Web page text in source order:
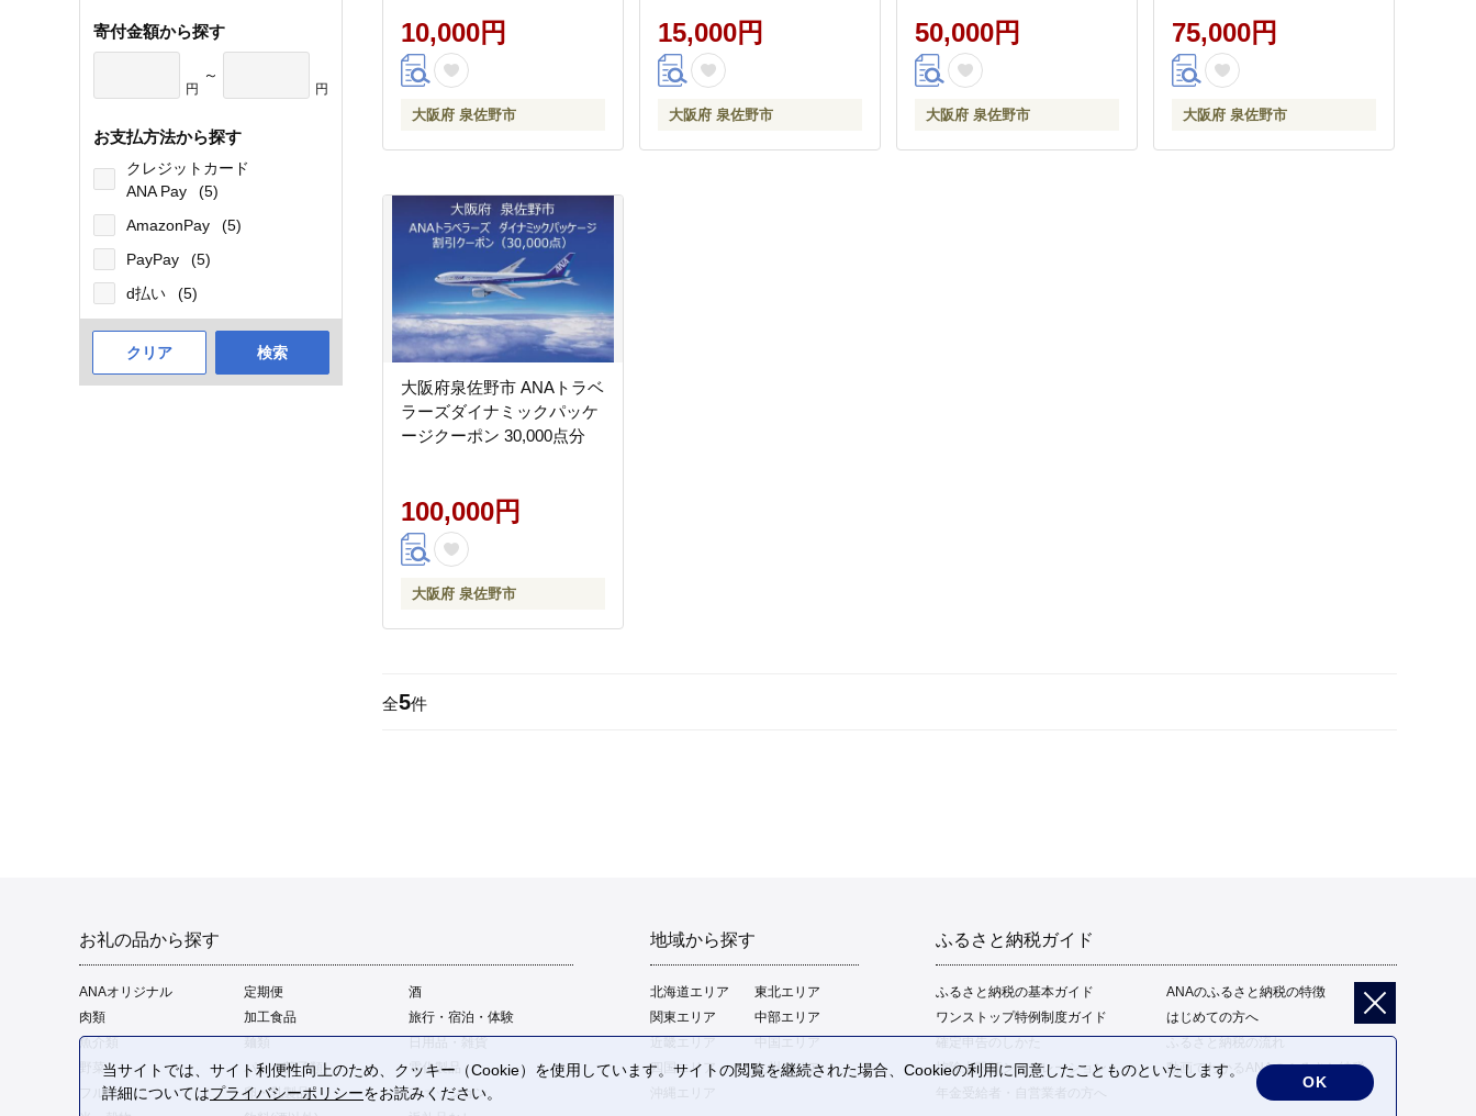
寄付金額から探す
円
～
円
お支払方法から探す
クレジットカード
ANA Pay
(5)
AmazonPay
(5)
PayPay
(5)
d払い
(5)
クリア 検索
10,000円
大阪府 泉佐野市
15,000円
大阪府 泉佐野市
50,000円
大阪府 泉佐野市
75,000円
大阪府 泉佐野市
大阪府泉佐野市 ANAトラベ
ラーズダイナミックパッケ
ージクーポン 30,000点分
100,000円
大阪府 泉佐野市
全5件
お礼の品から探す
ANAオリジナル 定期便
酒
肉類
加工食品
旅行・宿泊・体験
魚介類
野菜
パン・菓子類
電化製品
フルーツ
卵・乳製品
ファッション
地域から探す
北海道エリア
東北エリア
関東エリア
中部エリア
四国エリア
九州エリア
ふるさと納税ガイド
ふるさと納税の基本ガイド
ANAのふるさと納税の特徴
ワンストップ特例制度ガイド
はじめての方へ
ふるさと納税の流れ
控除上限額シミュレーション
動画でわかるANAのふるさと納税
年金受給者・自営業者の方へ
当サイトでは、サイト利便性向上のため、クッキー（Cookie）を使用しています。サイトの閲覧を継続された場合、Cookieの利用に同意したことものといたします。
詳細についてはプライバシーポリシーをお読みください。
OK